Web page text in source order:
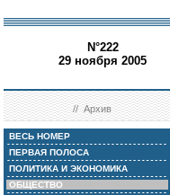
N°222
29 ноября 2005
//Архив
ВЕСЬ НОМЕР
ПЕРВАЯ ПОЛОСА
ПОЛИТИКА И ЭКОНОМИКА
ОБЩЕСТВО